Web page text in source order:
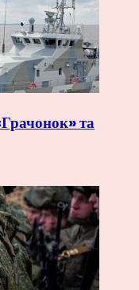
та